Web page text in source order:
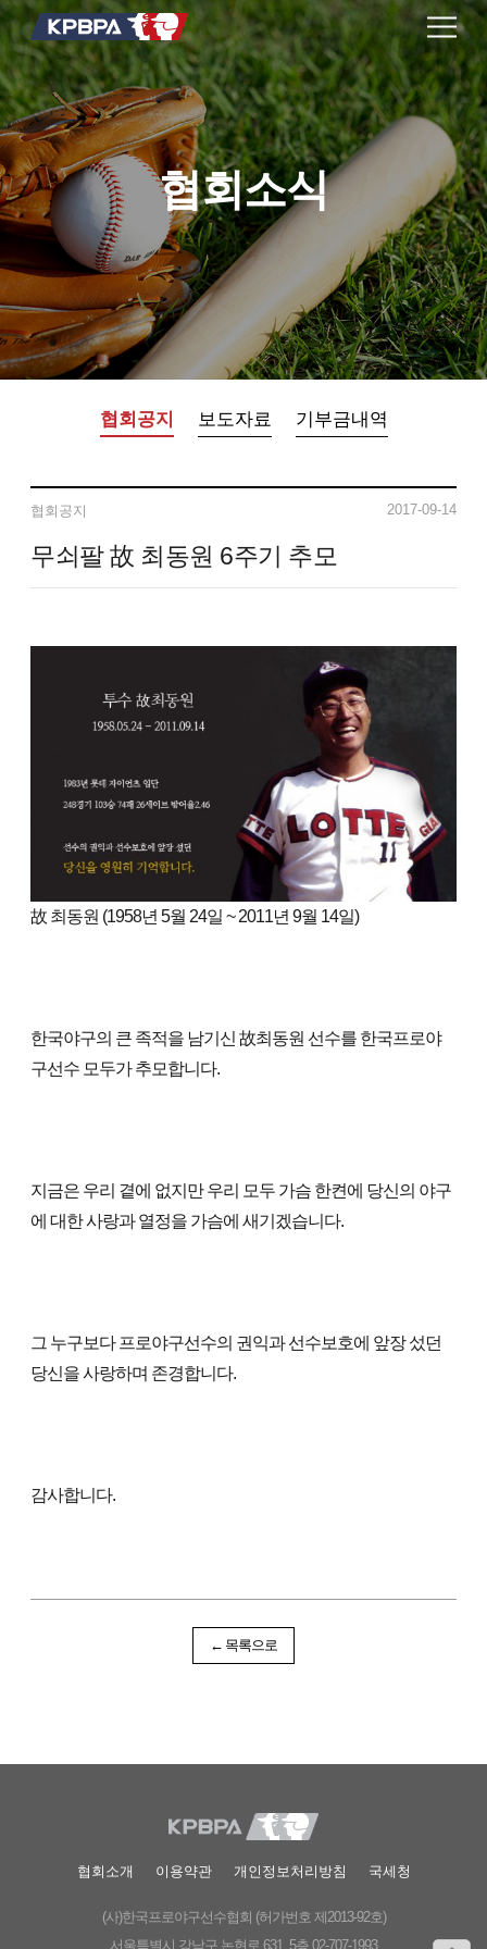
협회소식
협회공지 보도자료 기부금내역
협회공지 2017-09-14
무쇠팔 故 최동원 6주기 추모
故 최동원 (1958년 5월 24일 ~ 2011년 9월 14일)
한국야구의 큰 족적을 남기신 故최동원 선수를 한국프로야
구선수 모두가 추모합니다.
지금은 우리 곁에 없지만 우리 모두 가슴 한켠에 당신의 야구
에 대한 사랑과 열정을 가슴에 새기겠습니다.
그 누구보다 프로야구선수의 권익과 선수보호에 앞장 섰던
당신을 사랑하며 존경합니다.
감사합니다.
← 목록으로
협회소개 이용약관 개인정보처리방침 국세청
(사)한국프로야구선수협회 (허가번호 제2013-92호)
서울특별시 강남구 논현로 631 5층 02-707-1993